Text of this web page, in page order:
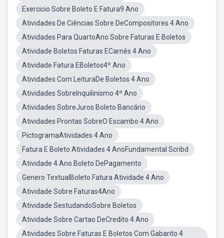
Exercicio Sobre Boleto E Fatura9 Ano
Atividades De Ciências Sobre DeCompositores 4 Ano
Atividades Para QuartoAno Sobre Faturas E Boletos
Atividade Boletos Faturas ECarnês 4 Ano
Atividade Fatura EBoletos4º Ano
Atividades Com LeituraDe Boletos 4 Ano
Atividades SobreInquilinismo 4º Ano
Atividades SobreJuros Boleto Bancário
Atividades Prontas SobreO Escambo 4 Ano
PictogramaAtividades 4 Ano
Fatura E Boleto Atividades 4 AnoFundamental Scribd
Atividade 4 Ano Boleto DePagamento
Genero TextualBoleto Fatura Atividade 4 Ano
Atividade Sobre Faturas4Ano
Atividade SestudandoSobre Boletos
Atividade Sobre Cartao DeCredito 4 Ano
Atividades Sobre Faturas E Boletos Com Gabarito 4